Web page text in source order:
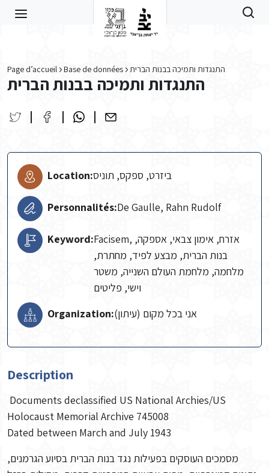
Page d’accueil Base de données התנגדות ותמיכה בבנות הברית
התנגדות ותמיכה בבנות הברית
Location:ביזרט, ספקס, תוניס
Personnalités:De Gaulle, Rahn Rudolf
Keyword:Facisem, אזרח, אימון צבאי, אספקה,
בנות הברית, מבצע לפיד, מחתרת,
מלחמה, מלחמת העולם השנייה, משטר
וישי, פליטים
Organization:אני בכל מקום (עיתון)
Description
Documents declassified US National Archies/US
Holocaust Memorial Archive 745008
Dated between March and July 1943
מסמכים העוסקים בפעילות נגד בנות הברית בסיוע הגרמנים,